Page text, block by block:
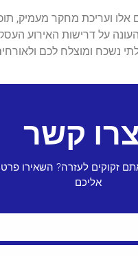
אלו ועריכת מחקר מעמיק,
על דרישות האירוע
נשכח ומוצלח לכם
צרו קשר
זקוקים לעזרה? השאירו
אליכם